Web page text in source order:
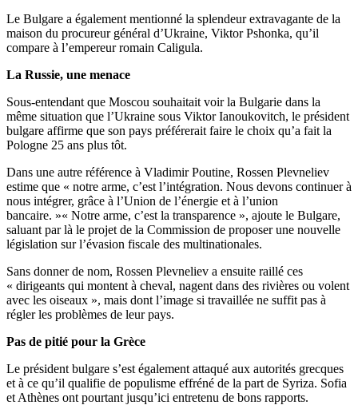
Le Bulgare a également mentionné la splendeur extravagante de la
maison du procureur général d’Ukraine, Viktor Pshonka, qu’il
compare à l’empereur romain Caligula.
La Russie, une menace
Sous-entendant que Moscou souhaitait voir la Bulgarie dans la
même situation que l’Ukraine sous Viktor Ianoukovitch, le président
bulgare affirme que son pays préférerait faire le choix qu’a fait la
Pologne 25 ans plus tôt.
Dans une autre référence à Vladimir Poutine, Rossen Plevneliev
estime que « notre arme, c’est l’intégration. Nous devons continuer à
nous intégrer, grâce à l’Union de l’énergie et à l’union
bancaire. »« Notre arme, c’est la transparence », ajoute le Bulgare,
saluant par là le projet de la Commission de proposer une nouvelle
législation sur l’évasion fiscale des multinationales.
Sans donner de nom, Rossen Plevneliev a ensuite raillé ces
« dirigeants qui montent à cheval, nagent dans des rivières ou volent
avec les oiseaux », mais dont l’image si travaillée ne suffit pas à
régler les problèmes de leur pays.
Pas de pitié pour la Grèce
Le président bulgare s’est également attaqué aux autorités grecques
et à ce qu’il qualifie de populisme effréné de la part de Syriza. Sofia
et Athènes ont pourtant jusqu’ici entretenu de bons rapports.